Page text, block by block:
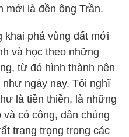
mới là đền ông Trần.
khai phá vùng đất mới
và học theo những
từ đó hình thành nên
ngày nay. Tôi nghĩ
là tiền thiền, là những
có công, dân chúng
trang trọng trong các